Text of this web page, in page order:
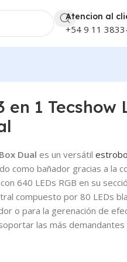
Atencion al
+54 9 11
en 1 Tecshow
Dual es un versátil estrobo
como bañador gracias a la
640 LEDs RGB en su
compuesto por 80 LEDs
o para la gerenación de
las más